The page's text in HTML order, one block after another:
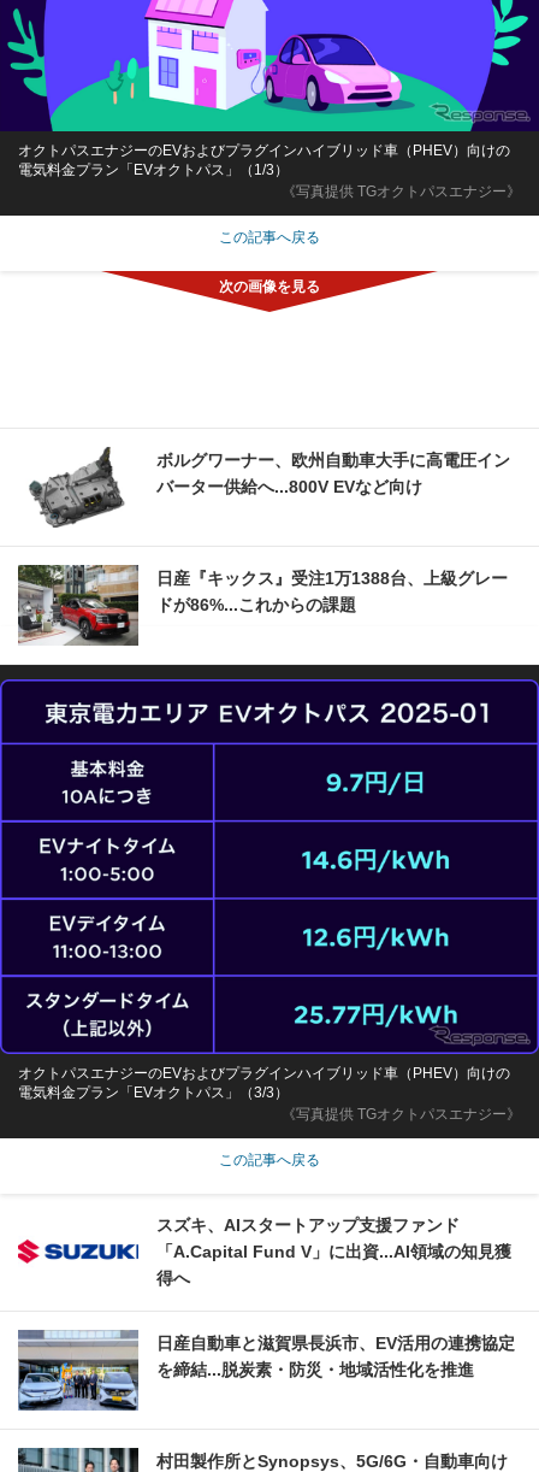
《写真提供 TGオクトパスエナジー》
オクトパスエナジーのEVおよびプラグインハイブリッド車（PHEV）向けの
電気料金プラン「EVオクトパス」（1/3）
この記事へ戻る
ボルグワーナー、欧州自動車大手に高電圧イン
バーター供給へ...800V EVなど向け
日産『キックス』受注1万1388台、上級グレー
ドが86%...これからの課題
《写真提供 TGオクトパスエナジー》
オクトパスエナジーのEVおよびプラグインハイブリッド車（PHEV）向けの
電気料金プラン「EVオクトパス」（3/3）
この記事へ戻る
スズキ、AIスタートアップ支援ファンド
「A.Capital Fund V」に出資...AI領域の知見獲
得へ
日産自動車と滋賀県長浜市、EV活用の連携協定
を締結...脱炭素・防災・地域活性化を推進
村田製作所とSynopsys、5G/6G・自動車向け